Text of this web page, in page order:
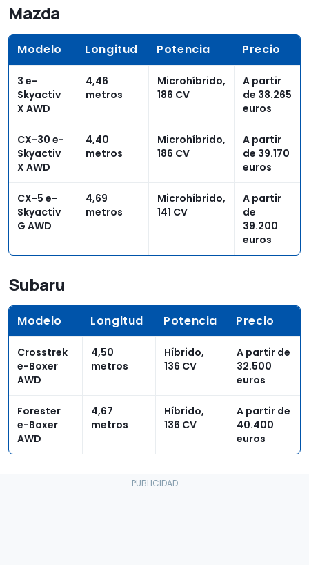
Mazda
Modelo Longitud Potencia Precio
3 e-
Skyactiv
X AWD
4,46
metros
Microhíbrido,
186 CV
A partir
de 38.265
euros
CX-30 e-
Skyactiv
X AWD
4,40
metros
Microhíbrido,
186 CV
A partir
de 39.170
euros
CX-5 e-
Skyactiv
G AWD
4,69
metros
Microhíbrido,
141 CV
A partir
de
39.200
euros
Subaru
Modelo Longitud Potencia Precio
Crosstrek
e-Boxer
AWD
4,50
metros
Híbrido,
136 CV
A partir de
32.500
euros
Forester
e-Boxer
AWD
4,67
metros
Híbrido,
136 CV
A partir de
40.400
euros